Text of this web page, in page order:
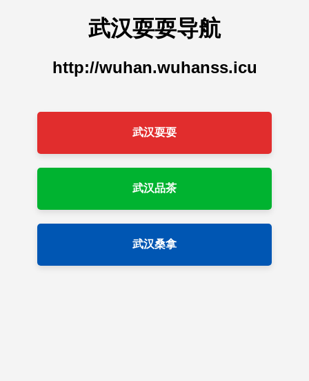
武汉耍耍导航
http://wuhan.wuhanss.icu
武汉耍耍
武汉品茶
武汉桑拿